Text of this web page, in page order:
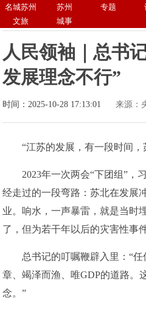
名城苏州 苏州 专题
文旅
城事
人民领袖｜总书
发展理念不行”
时间：2025-10-28 17:13:01 来源：
“江苏的发展，有一段时间，
2023年一次两会“下团组”，
经走过的一段弯路：苏北在发展
业。响水，一声暴雷，就是当时
了，但为若干年以后的灾害性事
总书记的叮嘱鞭辟入里：“任
章、竭泽而渔、唯GDP的道路。
念。”